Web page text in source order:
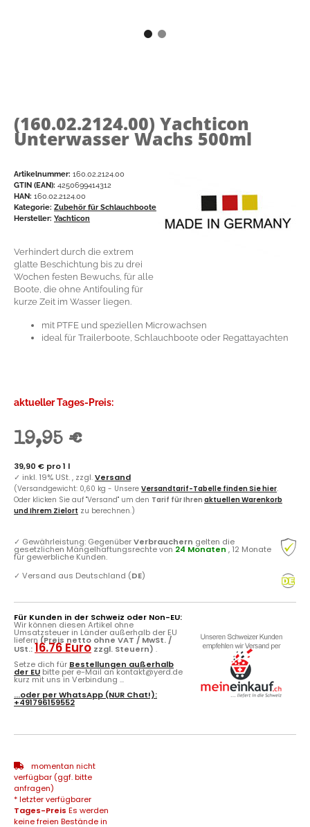
(160.02.2124.00) Yachticon
Unterwasser Wachs 500ml
Artikelnummer: 160.02.2124.00
GTIN (EAN): 4250699414312
HAN: 160.02.2124.00
Kategorie: Zubehör für Schlauchboote
Hersteller: Yachticon
Verhindert durch die extrem
glatte Beschichtung bis zu drei
Wochen festen Bewuchs, für alle
Boote, die ohne Antifouling für
kurze Zeit im Wasser liegen.
mit PTFE und speziellen Microwachsen
ideal für Trailerboote, Schlauchboote oder Regattayachten
aktueller Tages-Preis:
19,95 €
39,90 € pro 1 l
✓ inkl. 19% USt. , zzgl.Versand
(Versandgewicht: 0,60 kg - Unsere Versandtarif-Tabelle finden Sie hier.
Oder klicken Sie auf "Versand" um den Tarif für Ihren aktuellen Warenkorb
und Ihrem Zielort zu berechnen.)
✓ Gewährleistung: GegenüberVerbrauchern gelten die
gesetzlichen Mängelhaftungsrechte von 24 Monaten , 12 Monate
für gewerbliche Kunden.
✓ Versand aus Deutschland (DE)
Für Kunden in der Schweiz oder Non-EU:
Wir können diesen Artikel ohne
Umsatzsteuer in Länder außerhalb der EU
liefern (Preis netto ohne VAT / MwSt. /
USt.:16.76 Euro zzgl. Steuern) .
Setze dich für Bestellungen außerhalb
der EU bitte per e-Mail an kontakt@yerd.de
kurz mit uns in Verbindung ...
...oder perWhatsApp (NUR Chat!):
+491796159552
momentan nicht
verfügbar (ggf. bitte
anfragen)
* letzter verfügbarer
Tages-Preis Es werden
keine freien Bestände in